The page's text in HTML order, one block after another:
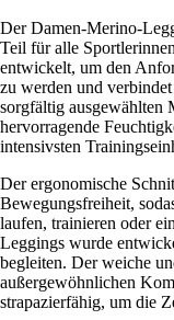
Der Damen-Merino-
Teil für alle
entwickelt, um den
zu werden und
sorgfältig ausgewählten
hervorragende
intensivsten
Der ergonomische
Bewegungsfreiheit,
laufen, trainieren oder
Leggings wurde
begleiten. Der weiche
außergewöhnlichen
strapazierfähig, um die